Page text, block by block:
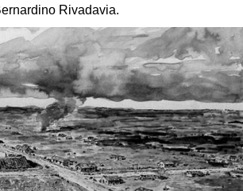
de urgencia
Rivadavia.